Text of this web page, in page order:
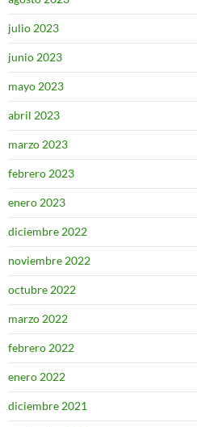
julio 2023
junio 2023
mayo 2023
abril 2023
marzo 2023
febrero 2023
enero 2023
diciembre 2022
noviembre 2022
octubre 2022
marzo 2022
febrero 2022
enero 2022
diciembre 2021